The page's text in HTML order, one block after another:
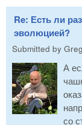
Re: Есть ли
эволюцией?
Submitted by
А
со